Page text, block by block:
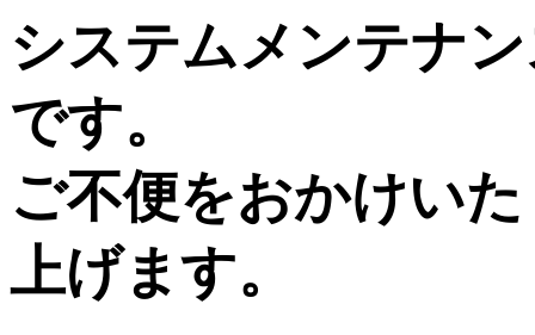
システムメンテナ
です。
ご不便をおかけい
上げます。